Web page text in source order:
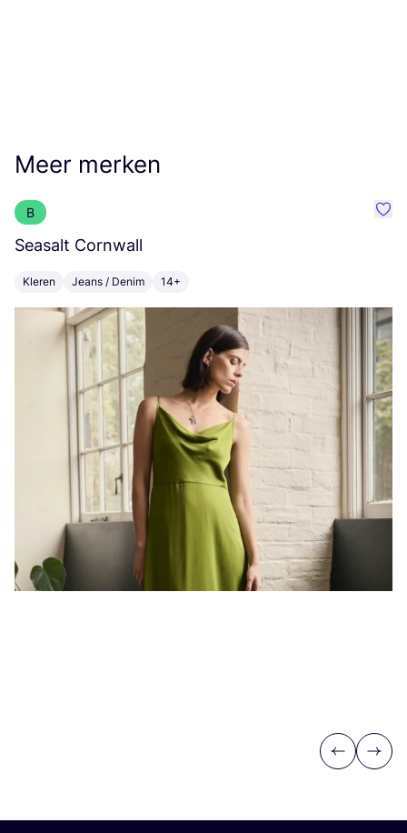
Meer merken
B
Seasalt Cornwall
Kleren Jeans / Denim 14+
Previous
Next